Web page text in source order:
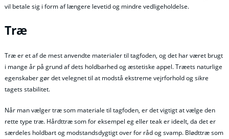
vil betale sig i form af længere levetid og mindre vedligeholdelse.
Træ
Træ er et af de mest anvendte materialer til tagfoden, og det har været brugt
i mange år på grund af dets holdbarhed og æstetiske appel. Træets naturlige
egenskaber gør det velegnet til at modstå ekstreme vejrforhold og sikre
tagets stabilitet.
Når man vælger træ som materiale til tagfoden, er det vigtigt at vælge den
rette type træ. Hårdttræ som for eksempel eg eller teak er ideelt, da det er
særdeles holdbart og modstandsdygtigt over for råd og svamp. Blødttræ som